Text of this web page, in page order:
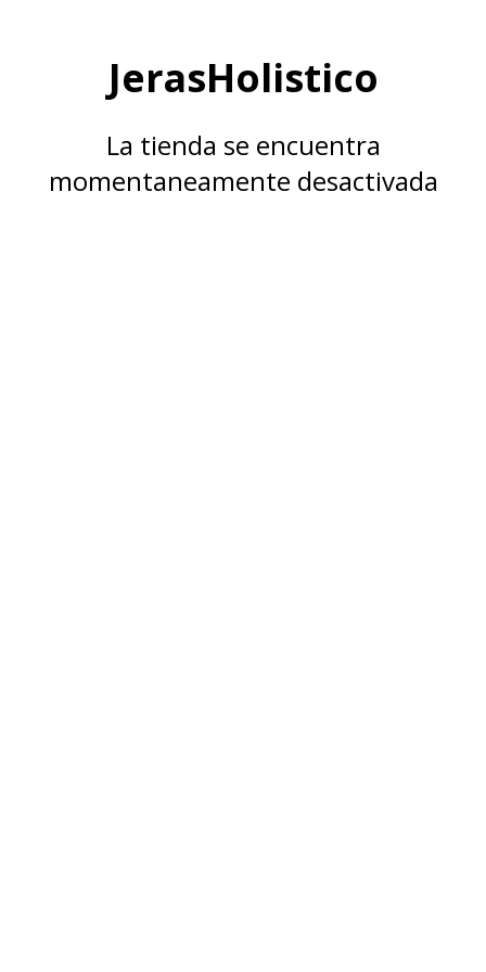
JerasHolistico
La tienda se encuentra
momentaneamente desactivada